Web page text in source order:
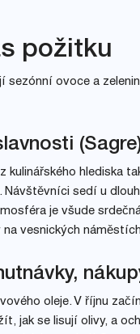
požitku
sezónní ovoce a
kulinářského hlediska
Návštěvníci sedí u
je všude
vesnických
oleje. V říjnu
jak se lisují olivy, a